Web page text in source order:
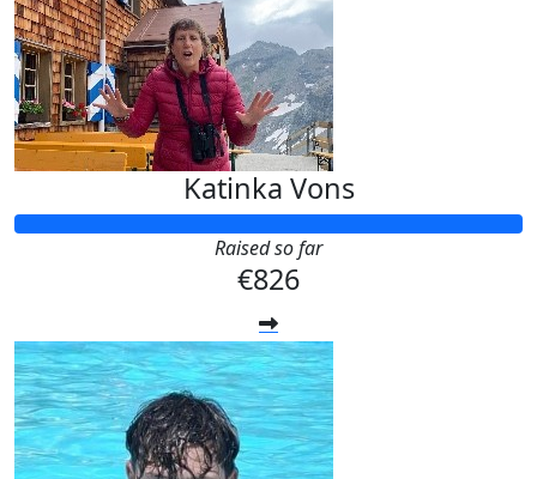
Katinka Vons
Raised so far
€826